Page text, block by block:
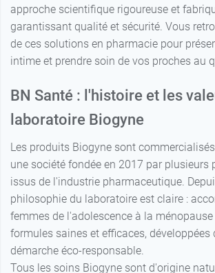
approche scientifique rigoureuse et
garantissant qualité et sécurité. Vous
de ces solutions en pharmacie pour
intime et prendre soin de vos proches au
BN Santé : l'histoire et les
laboratoire Biogyne
Les produits Biogyne sont
une société fondée en 2017 par plusieurs
issus de l'industrie pharmaceutique.
philosophie du laboratoire est claire :
femmes de l'adolescence à la
formules saines et efficaces, développées
démarche éco-responsable.
Tous les soins Biogyne sont d'origine